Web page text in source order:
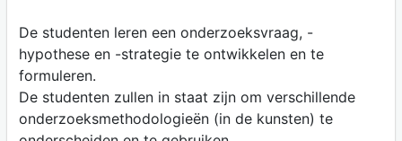
De studenten leren een onderzoeksvraag, -
hypothese en -strategie te ontwikkelen en te
formuleren.
De studenten zullen in staat zijn om verschillende
onderzoeksmethodologieën (in de kunsten) te